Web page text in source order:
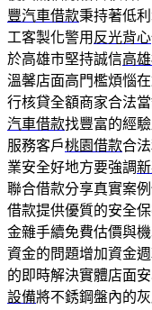
豐汽車借款秉持著低
工客製化警用 反光背心
於高雄市堅持誠信高
溫馨店面高門檻煩惱
行核貸全額商家合法
汽車借款找豐富的經
服務客戶桃園借款合
業安全好地方要強調
聯合借款分享真實案
借款提供優質的安全
金雜手續免費估價與
資金的問題增加資金
的即時解決實體店面
設備將不銹鋼盤內的